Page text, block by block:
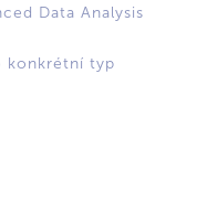
Data Analysis
konkrétní typ